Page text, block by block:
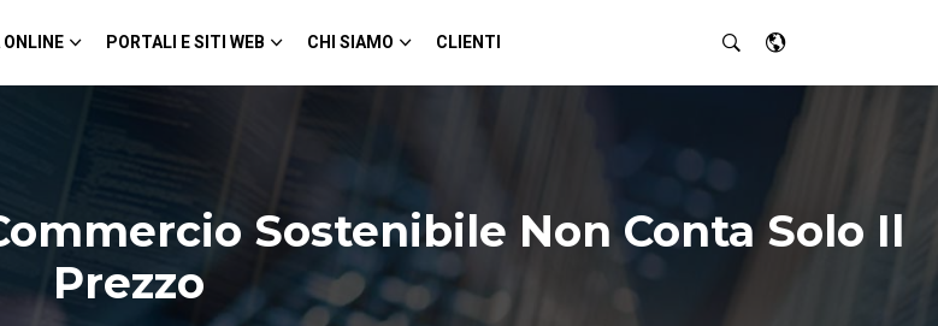
ONLINE PORTALI E SITI WEB CHI SIAMO CLIENTI
Sostenibile Non Conta Solo Il
Prezzo